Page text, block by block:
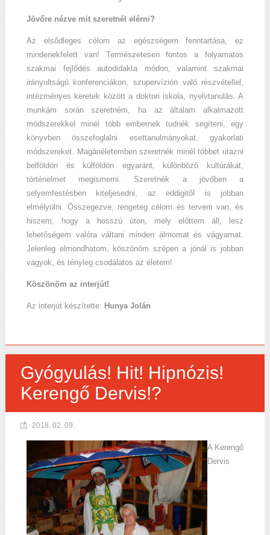
Jövőre nézve mit szeretnél elérni?
Az elsődleges célom az egészségem fenntartása, ez
mindenekfelett van! Természetesen fontos a folyamatos
szakmai fejlődés autodidakta módon, valamint szakmai
irányultságú konferenciákon, szupervízión való részvétellel,
intézményes keretek között a doktori iskola, nyelvtanulás. A
munkám során szeretném, ha az általam alkalmazott
módszerekkel minél több embernek tudnék segíteni, egy
könyvben összefoglalni esettanulmányokat, gyakorlati
módszereket. Magánéletemben szeretnék minél többet utazni
belföldön és külföldön egyaránt, különböző kultúrákat,
történelmet megismerni. Szeretnék a jövőben a
selyemfestésben kiteljesedni, az eddigitől is jobban
elmélyülni. Összegezve, rengeteg célom és tervem van, és
hiszem, hogy a hosszú úton, mely előttem áll, lesz
lehetőségem valóra váltani minden álmomat és vágyamat.
Jelenleg elmondhatom, köszönöm szépen a jónál is jobban
vagyok, és tényleg csodálatos az életem!
Köszönöm az interjút!
Az interjút készítette: Hunya Jolán
Gyógyulás! Hit! Hipnózis!
Kerengő Dervis!?
2018. 02. 09.
A Kerengő
Dervis